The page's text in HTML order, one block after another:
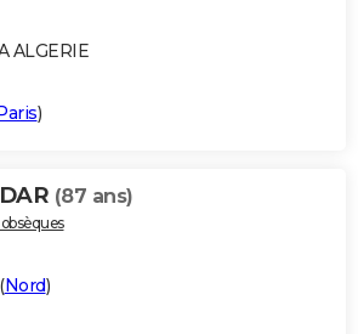
ALGERIE
)
(87 ans)
(Nord)